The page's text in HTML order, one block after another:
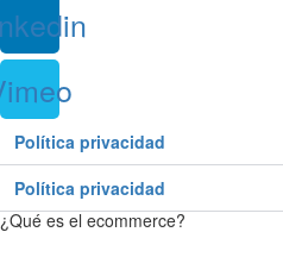
Política privacidad
Política privacidad
¿Qué es el ecommerce?